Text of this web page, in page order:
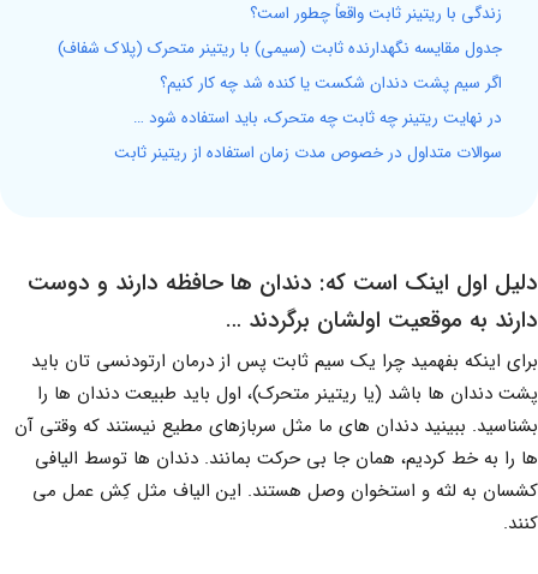
زندگی با ریتینر ثابت واقعاً چطور است؟
جدول مقایسه نگهدارنده ثابت (سیمی) با ریتینر متحرک (پلاک شفاف)
اگر سیم پشت دندان شکست یا کنده شد چه کار کنیم؟
در نهایت ریتینر چه ثابت چه متحرک، باید استفاده شود …
سوالات متداول در خصوص مدت زمان استفاده از ریتینر ثابت
دلیل اول اینک است که: دندان ها حافظه دارند و دوست
دارند به موقعیت اولشان برگردند …
برای اینکه بفهمید چرا یک سیم ثابت پس از درمان ارتودنسی تان باید
پشت دندان ها باشد (یا ریتینر متحرک)، اول باید طبیعت دندان ها را
بشناسید. ببینید دندان های ما مثل سربازهای مطیع نیستند که وقتی آن
ها را به خط کردیم، همان جا بی حرکت بمانند. دندان ها توسط الیافی
کشسان به لثه و استخوان وصل هستند. این الیاف مثل کِش عمل می
کنند.